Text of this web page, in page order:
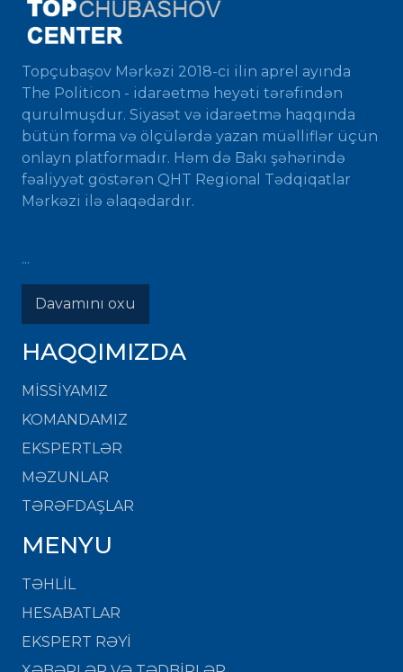
Topçubaşov Mərkəzi 2018-ci ilin aprel ayında
The Politicon - idarəetmə heyəti tərəfindən
qurulmuşdur. Siyasət və idarəetmə haqqında
bütün forma və ölçülərdə yazan müəlliflər üçün
onlayn platformadır. Həm də Bakı şəhərində
fəaliyyət göstərən QHT Regional Tədqiqatlar
Mərkəzi ilə əlaqədardır.
...
Davamını oxu
HAQQIMIZDA
MISSIYAMIZ
KOMANDAMIZ
EKSPERTLƏR
MƏZUNLAR
TƏRƏFDAŞLAR
MENYU
TƏHLİL
HESABATLAR
EKSPERT RƏYİ